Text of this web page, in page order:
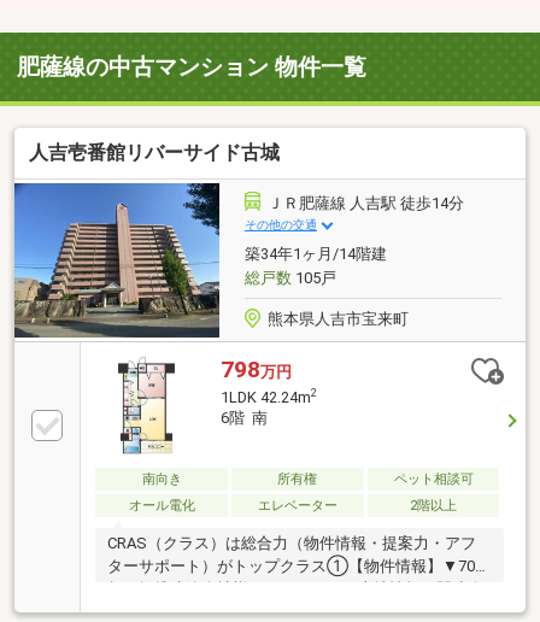
肥薩線の中古マンション 物件一覧
人吉壱番館リバーサイド古城
ＪＲ肥薩線 人吉駅 徒歩14分
その他の交通
築34年1ヶ月/14階建
総戸数105戸
熊本県人吉市宝来町
798万円
1LDK 42.24m2
6階 南
南向き 所有権
ペット相談可
オール電化
エレベーター 2階以上
CRAS（クラス）は総合力（物件情報・提案力・アフ
ターサポート）がトップクラス①【物件情報】▼70社
超の提携建築会社様モデルハウスや土地情報▼関連会
社の新着・未公開物件情報関連会社にグッドバイバイ